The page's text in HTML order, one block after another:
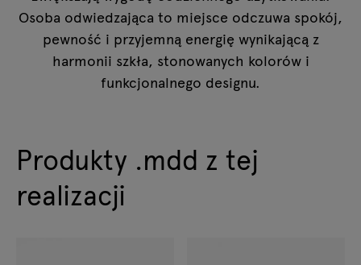
Osoba odwiedzająca to miejsce odczuwa spokój,
pewność i przyjemną energię wynikającą z
harmonii szkła, stonowanych kolorów i
funkcjonalnego designu.
Produkty .mdd z tej
realizacji